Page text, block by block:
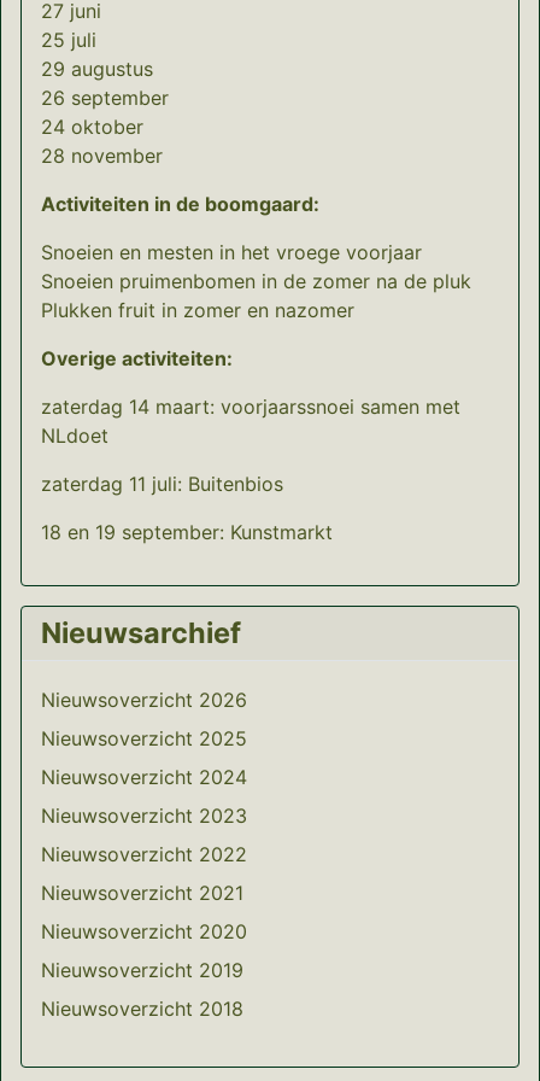
27 juni
25 juli
29 augustus
26 september
24 oktober
28 november
Activiteiten in de boomgaard:
Snoeien en mesten in het vroege voorjaar
Snoeien pruimenbomen in de zomer na de pluk
Plukken fruit in zomer en nazomer
Overige activiteiten:
zaterdag 14 maart: voorjaarssnoei samen met
NLdoet
zaterdag 11 juli: Buitenbios
18 en 19 september: Kunstmarkt
Nieuwsarchief
Nieuwsoverzicht 2026
Nieuwsoverzicht 2025
Nieuwsoverzicht 2024
Nieuwsoverzicht 2023
Nieuwsoverzicht 2022
Nieuwsoverzicht 2021
Nieuwsoverzicht 2020
Nieuwsoverzicht 2019
Nieuwsoverzicht 2018